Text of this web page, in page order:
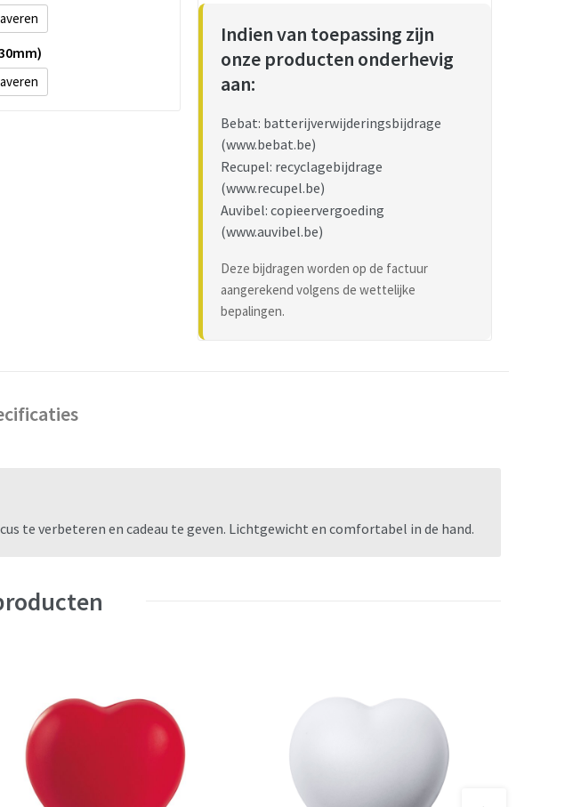
Indien van toepassing zijn
onze producten onderhevig
aan:
Bebat: batterijverwijderingsbijdrage
(www.bebat.be)
Recupel: recyclagebijdrage
(www.recupel.be)
Auvibel: copieervergoeding
(www.auvibel.be)
Deze bijdragen worden op de factuur
aangerekend volgens de wettelijke
bepalingen.
te verbeteren en cadeau te geven. Lichtgewicht en comfortabel in de hand.